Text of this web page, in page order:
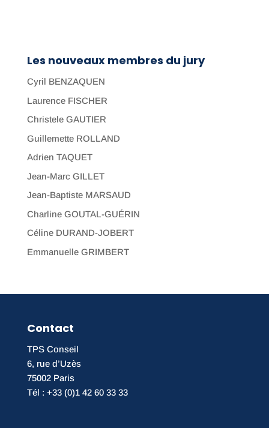
Les nouveaux membres du jury
Cyril BENZAQUEN
Laurence FISCHER
Christele GAUTIER
Guillemette ROLLAND
Adrien TAQUET
Jean-Marc GILLET
Jean-Baptiste MARSAUD
Charline GOUTAL-GUÉRIN
Céline DURAND-JOBERT
Emmanuelle GRIMBERT
Contact
TPS Conseil
6, rue d’Uzès
75002 Paris
Tél : +33 (0)1 42 60 33 33